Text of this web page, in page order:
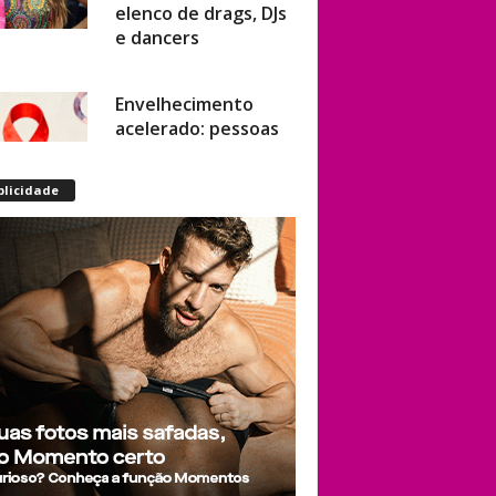
elenco de drags, DJs
e dancers
Envelhecimento
acelerado: pessoas
real, aponta
relatório
internacional
Gay de 62 anos
relembra quando,
aos 15, foi garoto de
programa por
quatro meses sem
saber: “Idiotice da
minha parte”